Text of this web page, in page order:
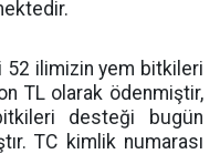
ilimizin yem bitkileri
TL olarak ödenmiştir,
desteği bugün
TC kimlik numarası